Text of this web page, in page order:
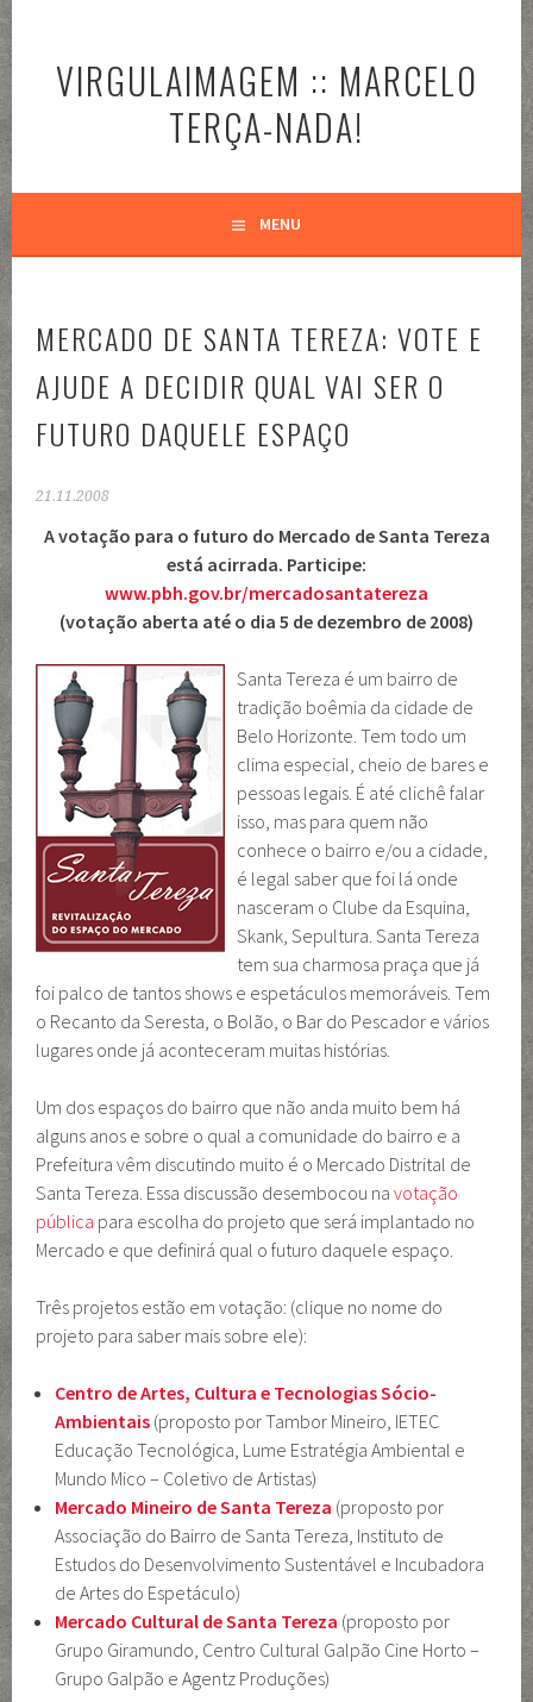
o
conteúdoVIRGULAIMAGEM :: MARCELO
TERÇA-NADA!
MENU
MERCADO DE SANTA TEREZA: VOTE E
AJUDE A DECIDIR QUAL VAI SER O
FUTURO DAQUELE ESPAÇO
21.11.2008
A votação para o futuro do Mercado de Santa Tereza
está acirrada. Participe:
www.pbh.gov.br/mercadosantatereza
(votação aberta até o dia 5 de dezembro de 2008)
Santa Tereza é um bairro de
tradição boêmia da cidade de
Belo Horizonte. Tem todo um
clima especial, cheio de bares e
pessoas legais. É até clichê falar
isso, mas para quem não
conhece o bairro e/ou a cidade,
é legal saber que foi lá onde
nasceram o Clube da Esquina,
Skank, Sepultura. Santa Tereza
tem sua charmosa praça que já
foi palco de tantos shows e espetáculos memoráveis. Tem
o Recanto da Seresta, o Bolão, o Bar do Pescador e vários
lugares onde já aconteceram muitas histórias.
Um dos espaços do bairro que não anda muito bem há
alguns anos e sobre o qual a comunidade do bairro e a
Prefeitura vêm discutindo muito é o Mercado Distrital de
Santa Tereza. Essa discussão desembocou navotação
pública para escolha do projeto que será implantado no
Mercado e que definirá qual o futuro daquele espaço.
Três projetos estão em votação: (clique no nome do
projeto para saber mais sobre ele):
Centro de Artes, Cultura e Tecnologias Sócio-
Ambientais (proposto por Tambor Mineiro, IETEC
Educação Tecnológica, Lume Estratégia Ambiental e
Mundo Mico – Coletivo de Artistas)
Mercado Mineiro de Santa Tereza (proposto por
Associação do Bairro de Santa Tereza, Instituto de
Estudos do Desenvolvimento Sustentável e Incubadora
de Artes do Espetáculo)
Mercado Cultural de Santa Tereza (proposto por
Grupo Giramundo, Centro Cultural Galpão Cine Horto –
Grupo Galpão e Agentz Produções)